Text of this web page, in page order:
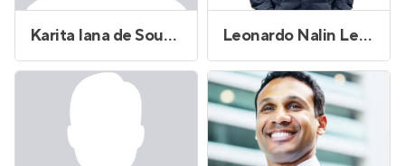
Karita Iana de Sousa Andrade Leonardo Nalin Lemos